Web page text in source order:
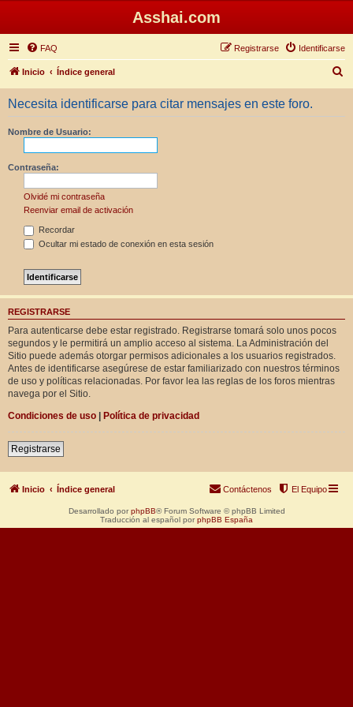
Asshai.com
FAQ Identificarse
Registrarse
Inicio Índice general
u
Necesita identificarse para citar mensajes en este foro.
Nombre de Usuario:
Contraseña:
Olvidé mi contraseña
Reenviar email de activación
Recordar
Ocultar mi estado de conexión en esta sesión
REGISTRARSE
Para autenticarse debe estar registrado. Registrarse tomará solo unos pocos
segundos y le permitirá un amplio acceso al sistema. La Administración del
Sitio puede además otorgar permisos adicionales a los usuarios registrados.
Antes de identificarse asegúrese de estar familiarizado con nuestros términos
de uso y políticas relacionadas. Por favor lea las reglas de los foros mientras
navega por el Sitio.
Condiciones de uso | Política de privacidad
Registrarse
Inicio Índice general El Equipo
Contáctenos
Desarrollado por phpBB® Forum Software © phpBB Limited
Traducción al español por phpBB España